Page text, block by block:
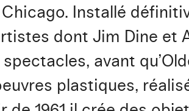
Installé
dont Jim Dine et
spectacles, avant
plastiques,